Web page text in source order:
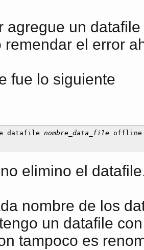
agregue un
remendar el error
fue lo siguiente
datafile nombre_data_file
elimino el
nombre de los
un datafile
tampoco es